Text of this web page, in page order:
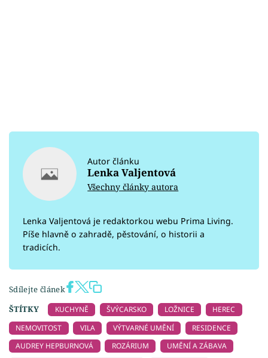
Autor článku
Lenka Valjentová
Všechny články autora
Lenka Valjentová je redaktorkou webu Prima Living.
Píše hlavně o zahradě, pěstování, o historii a
tradicích.
Sdílejte článek
ŠTÍTKY
KUCHYNĚ ŠVÝCARSKO LOŽNICE
HEREC
NEMOVITOST
VILA VÝTVARNÉ UMĚNÍ
RESIDENCE
AUDREY HEPBURNOVÁ
ROZÁRIUM
UMĚNÍ A ZÁBAVA